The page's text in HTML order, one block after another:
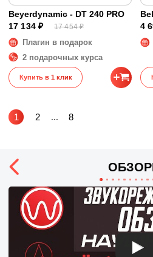
Beyerdynamic - DT 240 PRO
17 134 ₽
17 454 ₽
Плагин в подарок
2 подарочных курса
Купить в 1 клик
4
1 2 8